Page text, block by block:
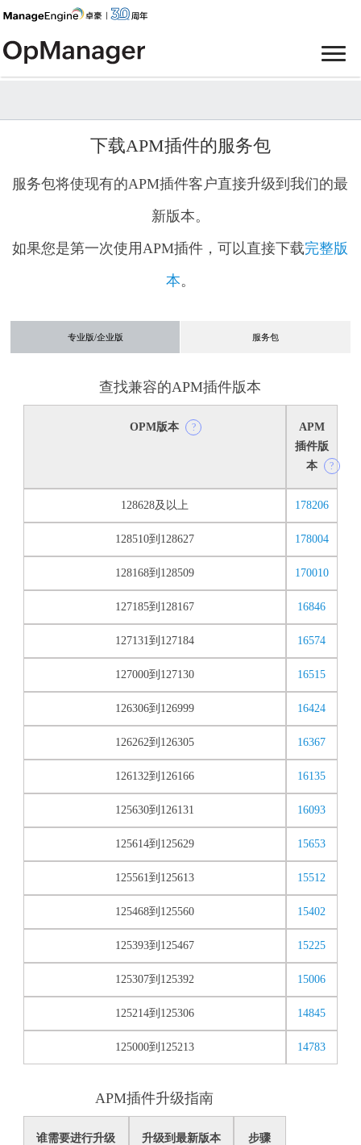
下载APM插件的服务包
服务包将使现有的APM插件客户直接升级到我们的最
新版本。
如果您是第一次使用APM插件，可以直接下载完整版
本。
专业版/企业版 服务包
查找兼容的APM插件版本
OPM版本 ?
APM
插件版
本
?
128628及以上 178206
128510到128627 178004
128168到128509 170010
127185到128167 16846
127131到127184 16574
127000到127130 16515
126306到126999 16424
126262到126305 16367
126132到126166 16135
125630到126131 16093
125614到125629 15653
125561到125613 15512
125468到125560 15402
125393到125467 15225
125307到125392 15006
125214到125306 14845
125000到125213 14783
APM插件升级指南
谁需要进行升级
升级到最新版本
步骤